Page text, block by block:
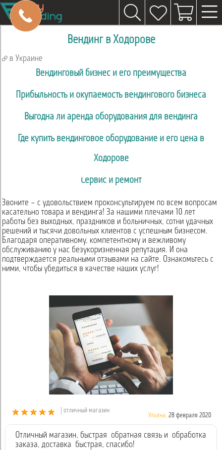
Вендинг в Ходорове
в Украине
Вендинговый бизнес и его преимущества
Прибыльность и окупаемость вендингового бизнеса
Выгодна ли аренда оборудования для вендинга
Где купить вендинговое оборудование и его цена в
Ходорове
Сервис и ремонт
Звоните – с удовольствием проконсультируем по всем вопросам
касательно товара и вендинга! За нашими плечами 10 лет
работы без выходных, праздников и больничных, сотни удачных
решений и тысячи довольных клиентов с успешным бизнесом.
Благодаря оперативному, компетентному и вежливому
обслуживанию у нас безукоризненная репутация. И она
подтверждается реальными отзывами на сайте. Ознакомьтесь с
ними, чтобы убедиться в качестве наших услуг!
| отличный магазин
Ульяна, 28 февраля 2020
Отличный магазин, быстрая обратная связь и обработка
заказа, доставка быстрая, спасибо!